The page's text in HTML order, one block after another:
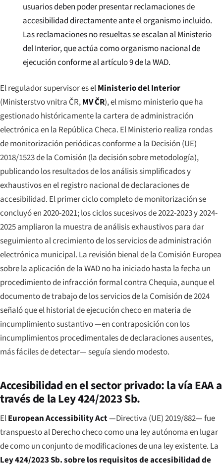
usuarios deben poder presentar reclamaciones de
accesibilidad directamente ante el organismo incluido.
Las reclamaciones no resueltas se escalan al Ministerio
del Interior, que actúa como organismo nacional de
ejecución conforme al artículo 9 de la WAD.
El regulador supervisor es elMinisterio del Interior
(Ministerstvo vnitra ČR,MV ČR), el mismo ministerio que ha
gestionado históricamente la cartera de administración
electrónica en la República Checa. El Ministerio realiza rondas
de monitorización periódicas conforme a la Decisión (UE)
2018/1523 de la Comisión (la decisión sobre metodología),
publicando los resultados de los análisis simplificados y
exhaustivos en el registro nacional de declaraciones de
accesibilidad. El primer ciclo completo de monitorización se
concluyó en 2020-2021; los ciclos sucesivos de 2022-2023 y 2024-
2025 ampliaron la muestra de análisis exhaustivos para dar
seguimiento al crecimiento de los servicios de administración
electrónica municipal. La revisión bienal de la Comisión Europea
sobre la aplicación de la WAD no ha iniciado hasta la fecha un
procedimiento de infracción formal contra Chequia, aunque el
documento de trabajo de los servicios de la Comisión de 2024
señaló que el historial de ejecución checo en materia de
incumplimiento sustantivo —en contraposición con los
incumplimientos procedimentales de declaraciones ausentes,
más fáciles de detectar— seguía siendo modesto.
Accesibilidad en el sector privado: la vía EAA a
través de la Ley 424/2023 Sb.
ElEuropean Accessibility Act—Directiva (UE) 2019/882— fue
transpuesto al Derecho checo como una ley autónoma en lugar
de como un conjunto de modificaciones de una ley existente. La
Ley 424/2023 Sb. sobre los requisitos de accesibilidad de